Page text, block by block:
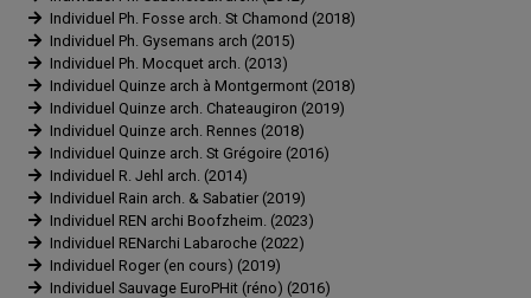
Individuel Ph. Fosse arch. St Chamond (2018)
Individuel Ph. Gysemans arch (2015)
Individuel Ph. Mocquet arch. (2013)
Individuel Quinze arch à Montgermont (2018)
Individuel Quinze arch. Chateaugiron (2019)
Individuel Quinze arch. Rennes (2018)
Individuel Quinze arch. St Grégoire (2016)
Individuel R. Jehl arch. (2014)
Individuel Rain arch. & Sabatier (2019)
Individuel REN archi Boofzheim. (2023)
Individuel RENarchi Labaroche (2022)
Individuel Roger (en cours) (2019)
Individuel Sauvage EuroPHit (réno) (2016)